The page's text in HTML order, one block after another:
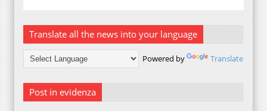
Translate all the news into your language
Powered by Translate
Post in evidenza